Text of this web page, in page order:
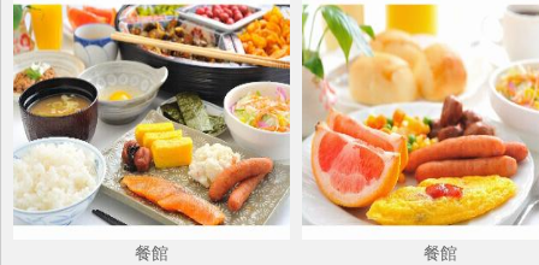
餐館 餐館